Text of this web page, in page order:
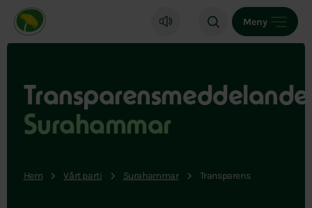
Miljöpartiet de gröna, startsida
Meny
Transparensmeddelande
Surahammar
Hem Vårt parti Surahammar Transparens